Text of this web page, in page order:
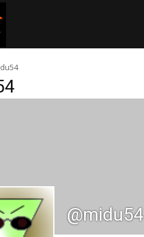
australie.com
@midu54